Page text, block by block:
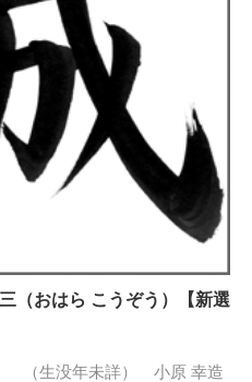
（おはら こうぞう）【新選
（生没年未詳） 小原 幸造